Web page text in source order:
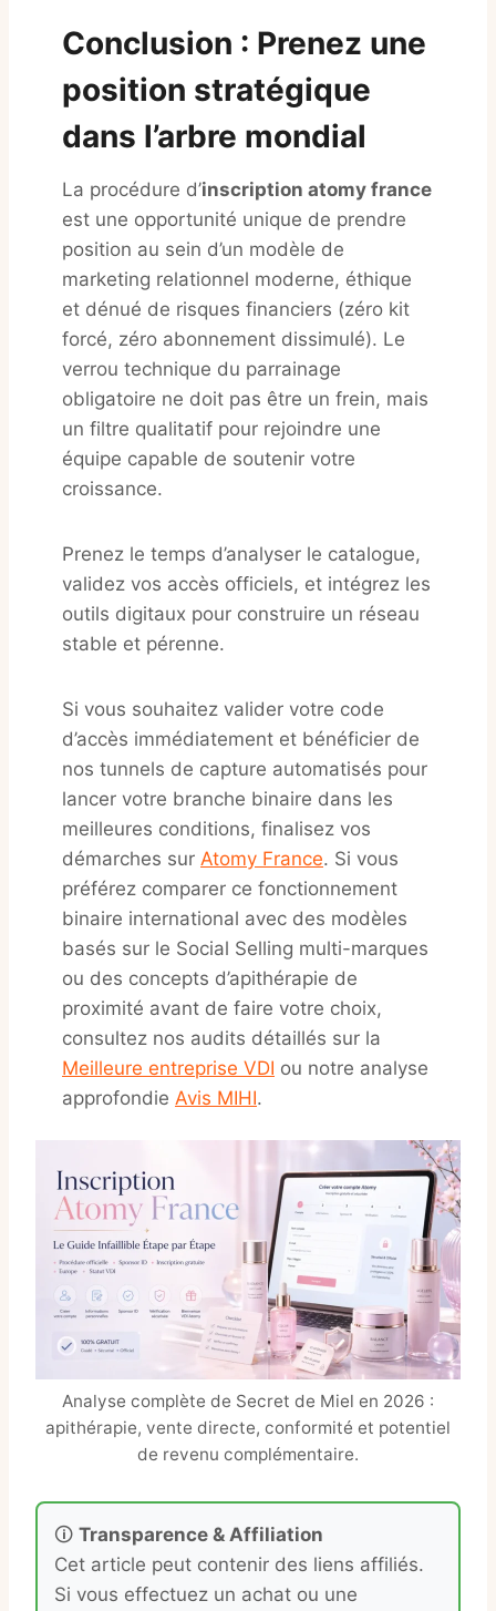
Conclusion : Prenez une
position stratégique
dans l’arbre mondial
La procédure d’inscription atomy france
est une opportunité unique de prendre
position au sein d’un modèle de
marketing relationnel moderne, éthique
et dénué de risques financiers (zéro kit
forcé, zéro abonnement dissimulé). Le
verrou technique du parrainage
obligatoire ne doit pas être un frein, mais
un filtre qualitatif pour rejoindre une
équipe capable de soutenir votre
croissance.
Prenez le temps d’analyser le catalogue,
validez vos accès officiels, et intégrez les
outils digitaux pour construire un réseau
stable et pérenne.
Si vous souhaitez valider votre code
d’accès immédiatement et bénéficier de
nos tunnels de capture automatisés pour
lancer votre branche binaire dans les
meilleures conditions, finalisez vos
démarches sur Atomy France. Si vous
préférez comparer ce fonctionnement
binaire international avec des modèles
basés sur le Social Selling multi-marques
ou des concepts d’apithérapie de
proximité avant de faire votre choix,
consultez nos audits détaillés sur la
Meilleure entreprise VDI ou notre analyse
approfondie Avis MIHI.
Analyse complète de Secret de Miel en 2026 :
apithérapie, vente directe, conformité et potentiel
de revenu complémentaire.
🛈 Transparence & Affiliation
Cet article peut contenir des liens affiliés.
Si vous effectuez un achat ou une